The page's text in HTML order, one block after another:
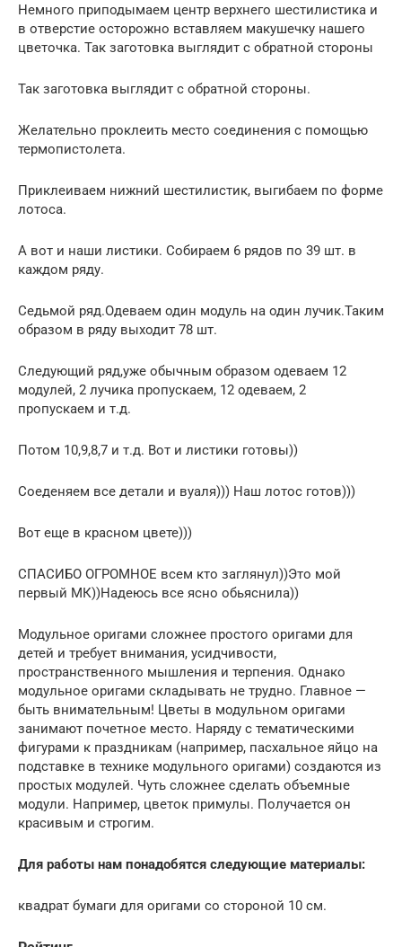
Немного приподымаем центр верхнего шестилистика и
в отверстие осторожно вставляем макушечку нашего
цветочка. Так заготовка выглядит с обратной стороны
Так заготовка выглядит с обратной стороны.
Желательно проклеить место соединения с помощью
термопистолета.
Приклеиваем нижний шестилистик, выгибаем по форме
лотоса.
А вот и наши листики. Собираем 6 рядов по 39 шт. в
каждом ряду.
Седьмой ряд.Одеваем один модуль на один лучик.Таким
образом в ряду выходит 78 шт.
Следующий ряд,уже обычным образом одеваем 12
модулей, 2 лучика пропускаем, 12 одеваем, 2
пропускаем и т.д.
Потом 10,9,8,7 и т.д. Вот и листики готовы))
Соеденяем все детали и вуаля))) Наш лотос готов)))
Вот еще в красном цвете)))
СПАСИБО ОГРОМНОЕ всем кто заглянул))Это мой
первый МК))Надеюсь все ясно обьяснила))
Модульное оригами сложнее простого оригами для
детей и требует внимания, усидчивости,
пространственного мышления и терпения. Однако
модульное оригами складывать не трудно. Главное —
быть внимательным! Цветы в модульном оригами
занимают почетное место. Наряду с тематическими
фигурами к праздникам (например, пасхальное яйцо на
подставке в технике модульного оригами) создаются из
простых модулей. Чуть сложнее сделать объемные
модули. Например, цветок примулы. Получается он
красивым и строгим.
Для работы нам понадобятся следующие материалы:
квадрат бумаги для оригами со стороной 10 см.